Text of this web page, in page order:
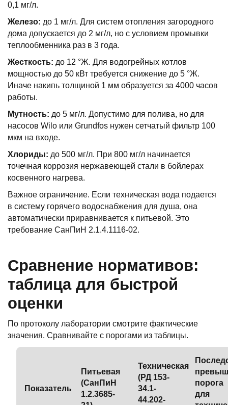
0,1 мг/л.
Железо: до 1 мг/л. Для систем отопления загородного
дома допускается до 2 мг/л, но с условием промывки
теплообменника раз в 3 года.
Жесткость: до 12 °Ж. Для водогрейных котлов
мощностью до 50 кВт требуется снижение до 5 °Ж.
Иначе накипь толщиной 1 мм образуется за 4000 часов
работы.
Мутность: до 5 мг/л. Допустимо для полива, но для
насосов Wilo или Grundfos нужен сетчатый фильтр 100
мкм на входе.
Хлориды: до 500 мг/л. При 800 мг/л начинается
точечная коррозия нержавеющей стали в бойлерах
косвенного нагрева.
Важное ограничение. Если техническая вода подается
в систему горячего водоснабжения для душа, она
автоматически приравнивается к питьевой. Это
требование СанПиН 2.1.4.1116-02.
Сравнение нормативов:
таблица для быстрой
оценки
По протоколу лаборатории смотрите фактические
значения. Сравнивайте с порогами из таблицы.
Показатель
Питьевая
(СанПиН
1.2.3685-
Техническая
(РД 153-
34.1-
44.202-
порога
для